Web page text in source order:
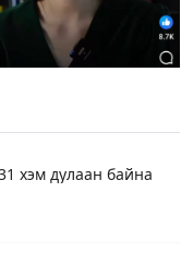
хэм дулаан байна